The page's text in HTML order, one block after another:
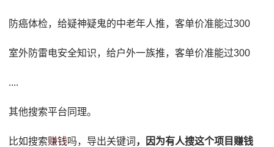
防癌体检，给疑神疑鬼的中老年人推，客单价准能过300
室外防雷电安全知识，给户外一族推，客单价准能过300
....
其他搜索平台同理。
比如搜索赚钱吗，导出关键词 ，因为有人搜这个项目赚钱